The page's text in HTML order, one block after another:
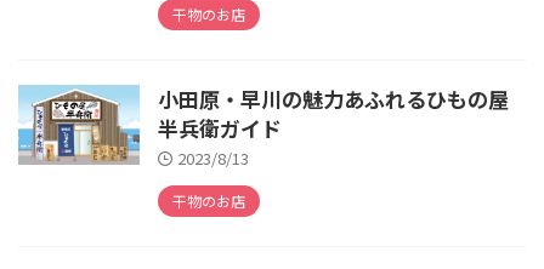
干物のお店
小田原・早川の魅力あふれるひもの屋
半兵衛ガイド
2023/8/13
干物のお店